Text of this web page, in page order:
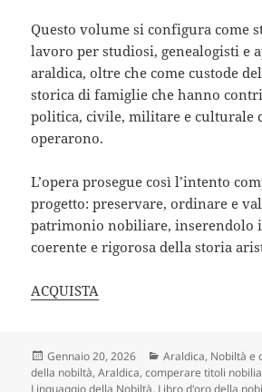
Questo volume si configura come
lavoro per studiosi, genealogisti e
araldica, oltre che comecustode
storica di famiglie che hanno
politica, civile, militare e
operarono.
L’opera prosegue così l’intento
progetto:preservare, ordinare e
patrimonio nobiliare, inserendolo
coerente e rigorosa della storia
ACQUISTA
Scritto
il
Gennaio 20, 2026 Categorie
Araldica, Nobiltà e
della nobiltà,Araldica,comperare titoli
Linguaggio della Nobiltà, Libro d'oro della